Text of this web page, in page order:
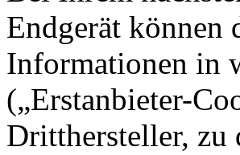
Endgerät können
Informationen in
(„Erstanbieter-
Dritthersteller, zu